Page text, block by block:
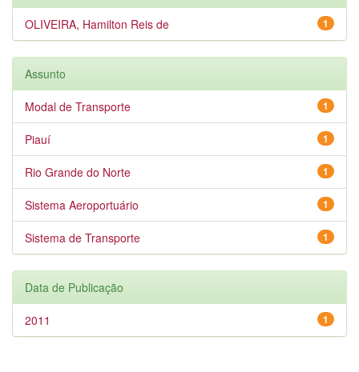
1
OLIVEIRA, Hamilton Reis de
Assunto
1
Modal de Transporte
1
Piauí
1
Rio Grande do Norte
1
Sistema Aeroportuário
1
Sistema de Transporte
Data de Publicação
1
2011